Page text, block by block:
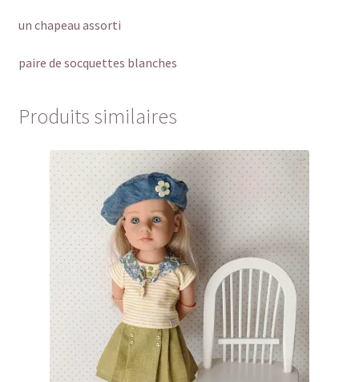
un chapeau assorti
paire de socquettes blanches
Produits similaires